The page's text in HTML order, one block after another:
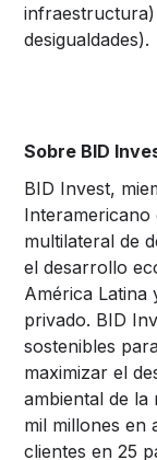
infraestructura)
desigualdades).
Sobre BID
BID Invest,
multilateral de
el desarrollo
América Latina
privado. BID
sostenibles
maximizar el
ambiental de la
mil millones en
clientes en 25